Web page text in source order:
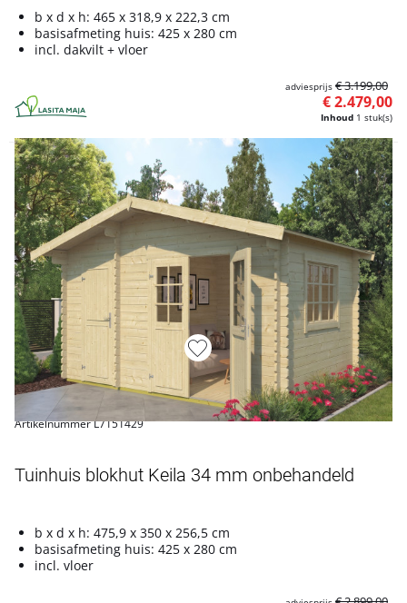
b x d x h: 465 x 318,9 x 222,3 cm
basisafmeting huis: 425 x 280 cm
incl. dakvilt + vloer
Inhoud 1 stuk(s)
€ 2.479,00
adviesprijs € 3.199,00
Artikelnummer L7151429
Tuinhuis blokhut Keila 34 mm onbehandeld
b x d x h: 475,9 x 350 x 256,5 cm
basisafmeting huis: 425 x 280 cm
incl. vloer